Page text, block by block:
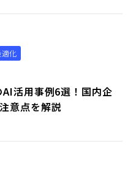
化
AI活用事例6選！国内企
意点を解説